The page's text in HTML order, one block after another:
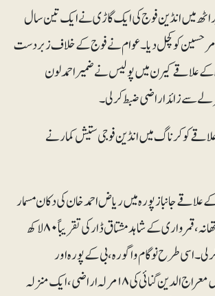
میں انڈین فوج کی ایک گاڑی نے ایک تین سال
حسین کو کچل دیا۔ عوام نے فوج کے خلاف زبردست
کے علاقے کیرن میں پولیس نے ضمیر احمد لون
کوکرناگ میں انڈین فوجی ستیش کمار نے
علاقے جانبازپورہ میں ریاض احمد خان کی دکان مسمار
کردی۔ سرینگر میں برتھانہ، قمرواری کے شاہد مشتاق ڈار کی تقریباً ۸۰ لاکھ
اسی طرح نوگام واگورہ، بی کے پورہ اور
سرینگر کےعلاقوںمیں معراج الدین گنائی کی ۱۸مرلہ اراضی، ایک منزلہ